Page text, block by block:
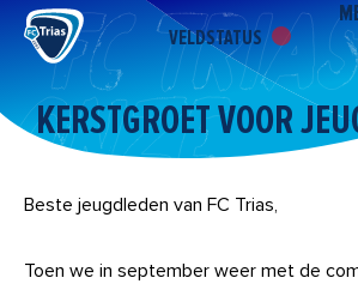
naar
inhoud
VELDSTATUS
KERSTGROET VOOR
Beste jeugdleden van FC Trias,
Toen we in september weer met de